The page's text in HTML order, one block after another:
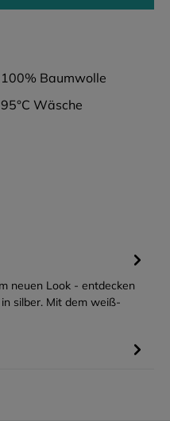
100% Baumwolle
95°C Wäsche
neuen Look - entdecken
silber. Mit dem weiß-